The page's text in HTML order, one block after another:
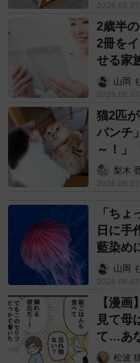
2026.08.07
2歳半
2冊を
せる家
山岡
2026.08.07
猫2匹
パンチ
～！」
梨木
2026.08.07
「ち
日に
藍染め
ごい」
山岡
2026.08.07
【漫
見て母
て…あ
松波